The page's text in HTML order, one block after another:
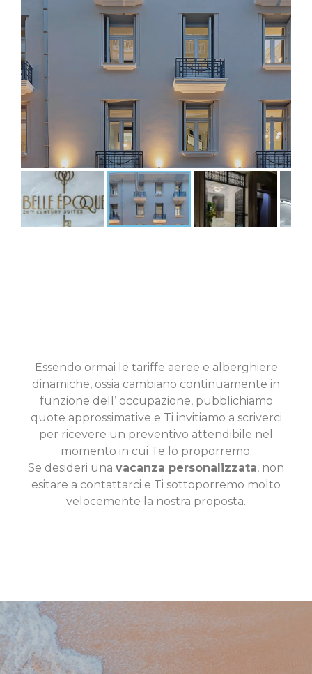
Essendo ormai le tariffe aeree e alberghiere
dinamiche, ossia cambiano continuamente in
funzione dell’ occupazione, pubblichiamo
quote approssimative e Ti invitiamo a scriverci
per ricevere un preventivo attendibile nel
momento in cui Te lo proporremo.
Se desideri una vacanza personalizzata, non
esitare a contattarci e Ti sottoporremo molto
velocemente la nostra proposta.